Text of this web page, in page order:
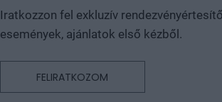
Iratkozzon fel exkluzív
események, ajánlatok első kézből.
FELIRATKOZOM